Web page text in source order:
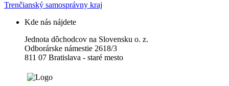
Trenčianský samosprávny kraj
Kde nás nájdete
Jednota dôchodcov na Slovensku o. z.
Odborárske námestie 2618/3
811 07 Bratislava - staré mesto